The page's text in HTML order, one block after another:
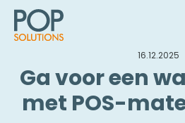
16.12.2025
Ga voor een
met POS-